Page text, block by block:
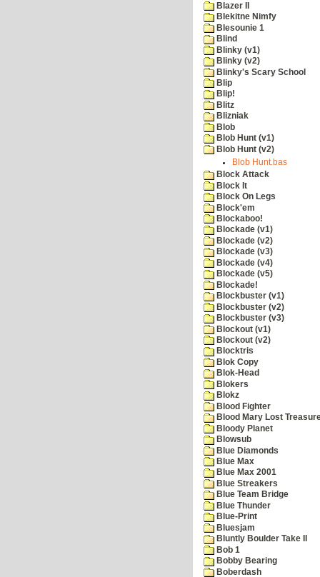
Blazer II
Blekitne Nimfy
Blesounie 1
Blind
Blinky (v1)
Blinky (v2)
Blinky's Scary School
Blip
Blip!
Blitz
Blizniak
Blob
Blob Hunt (v1)
Blob Hunt (v2)
Blob Hunt.bas
Block Attack
Block It
Block On Legs
Block'em
Blockaboo!
Blockade (v1)
Blockade (v2)
Blockade (v3)
Blockade (v4)
Blockade (v5)
Blockade!
Blockbuster (v1)
Blockbuster (v2)
Blockbuster (v3)
Blockout (v1)
Blockout (v2)
Blocktris
Blok Copy
Blok-Head
Blokers
Blokz
Blood Fighter
Blood Mary Lost
Bloody Planet
Blowsub
Blue Diamonds
Blue Max
Blue Max 2001
Blue Streakers
Blue Team Bridge
Blue Thunder
Blue-Print
Bluesjam
Bluntly Boulder Take II
Bob 1
Bobby Bearing
Boberdash